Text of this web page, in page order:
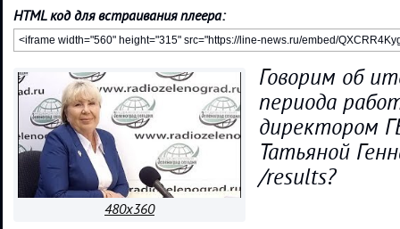
HTML код для встраивания плеера:
480x360
Говорим об
периода
директором
Татьяной
/results?